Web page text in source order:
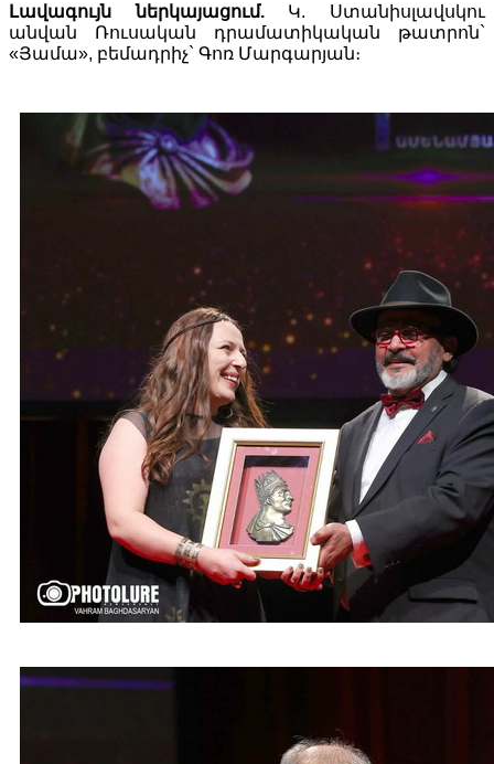
Լավագույն ներկայացում.Կ. Ստանիսլավսկու
անվան Ռուսական դրամատիկական թատրոն`
«Յամա», բեմադրիչ` Գոռ Մարգարյան։